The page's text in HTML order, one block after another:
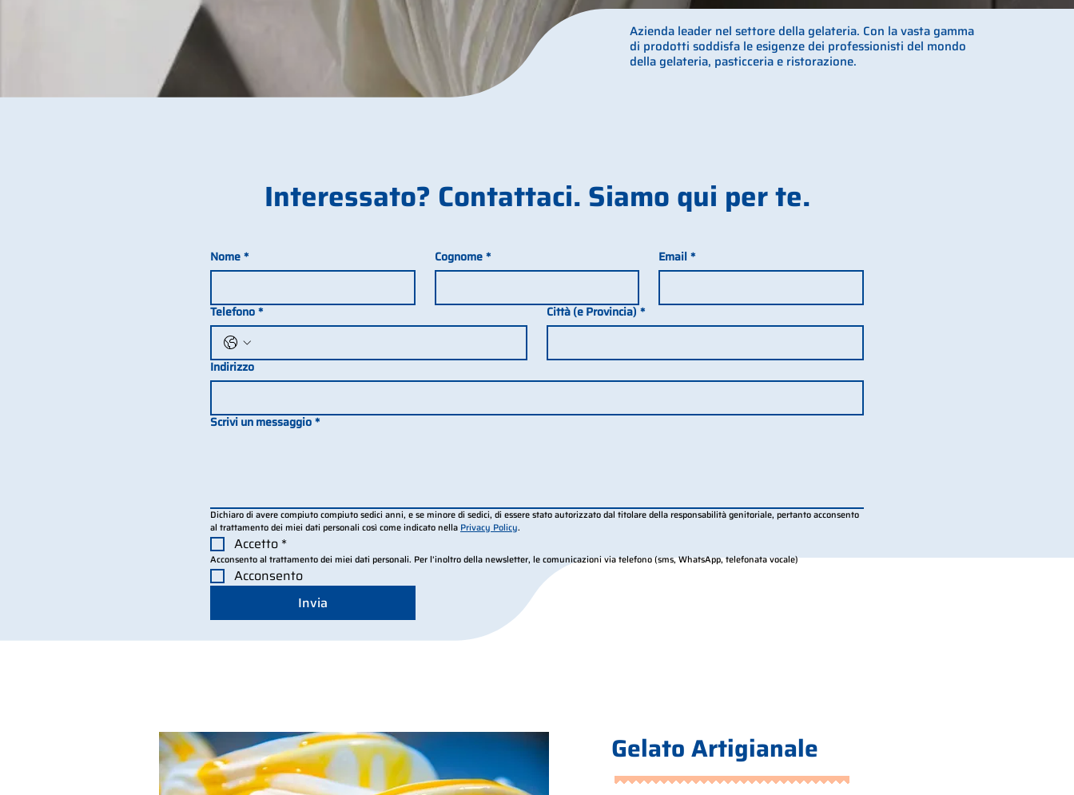
Azienda leader nel settore della gelateria. Con la vasta gamma
di prodotti soddisfa le esigenze dei professionisti del mondo
della gelateria, pasticceria e ristorazione.
Interessato? Contattaci. Siamo qui per te.
Nome* Cognome* Email*
Telefono* Città (e Provincia) *
Indirizzo
Scrivi un messaggio*
Dichiaro di avere compiuto compiuto sedici anni, e se minore di sedici, di essere stato autorizzato dal titolare della responsabilità genitoriale, pertanto acconsento
al trattamento dei miei dati personali così come indicato nella Privacy Policy.
Accetto *
Acconsento al trattamento dei miei dati personali. Per l’inoltro della newsletter, le comunicazioni via telefono (sms, WhatsApp, telefonata vocale)
Acconsento
Invia
Gelato Artigianale